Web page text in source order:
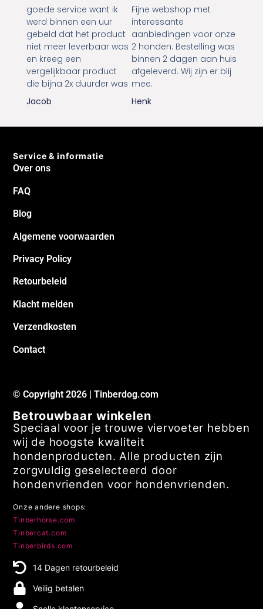
★★★★★
goede service want ik
werd binnen een uur
gebeld dat het product
niet meer leverbaar was
vergelijkbaar product
★★★★★
Fijne webshop met
interessante
aanbiedingen voor onze
2 honden. Bestelling was
afgeleverd. Wij zijn er blij
Service & informatie
© Copyright 2026 | Tinberdog.com
Betrouwbaar winkelen
Speciaal voor je trouwe viervoeter hebben
wij de hoogste kwaliteit
hondenproducten. Alle producten zijn
zorgvuldig geselecteerd door
hondenvrienden voor hondenvrienden.
Onze andere shops:
Tinbercat.com
Tinberbirds.com
14 Dagen retourbeleid